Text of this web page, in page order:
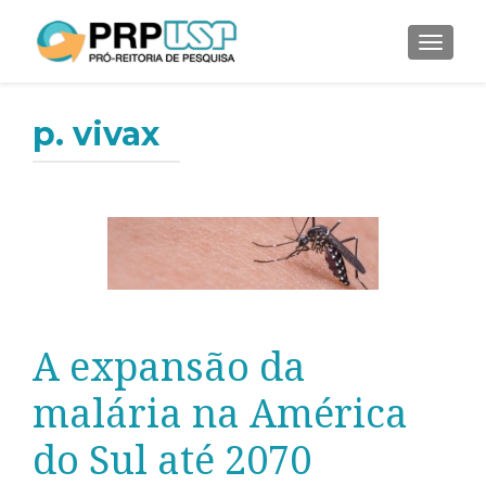
p. vivax
A expansão da
malária na América
do Sul até 2070